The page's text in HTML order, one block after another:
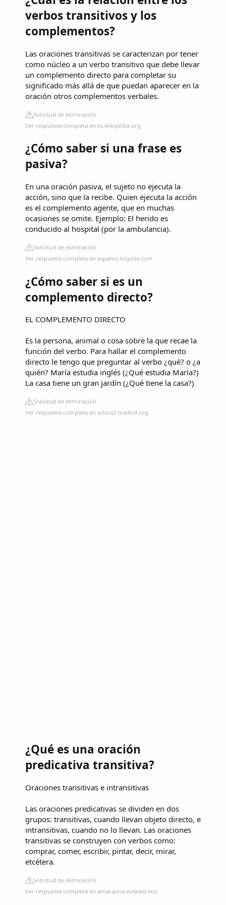
verbos transitivos y los
complementos?
Las oraciones transitivas se caracterizan por tener
como núcleo a un verbo transitivo que debe llevar
un complemento directo para completar su
significado más allá de que puedan aparecer en la
oración otros complementos verbales.
Solicitud de eliminación
Ver respuesta completa en es.wikipedia.org
¿Cómo saber si una frase es
pasiva?
En una oración pasiva, el sujeto no ejecuta la
acción, sino que la recibe. Quien ejecuta la acción
es el complemento agente, que en muchas
ocasiones se omite. Ejemplo: El herido es
conducido al hospital (por la ambulancia).
Solicitud de eliminación
Ver respuesta completa en espanol.lingolia.com
¿Cómo saber si es un
complemento directo?
EL COMPLEMENTO DIRECTO
Es la persona, animal o cosa sobre la que recae la
función del verbo. Para hallar el complemento
directo le tengo que preguntar al verbo ¿qué? o ¿a
quién? María estudia inglés (¿Qué estudia María?)
La casa tiene un gran jardín (¿Qué tiene la casa?)
Solicitud de eliminación
Ver respuesta completa en educa2.madrid.org
¿Qué es una oración
predicativa transitiva?
Oraciones transitivas e intransitivas
Las oraciones predicativas se dividen en dos
grupos: transitivas, cuando llevan objeto directo, e
intransitivas, cuando no lo llevan. Las oraciones
transitivas se construyen con verbos como:
comprar, comer, escribir, pintar, decir, mirar,
etcétera.
Solicitud de eliminación
Ver respuesta completa en amarauna.euskadi.eus